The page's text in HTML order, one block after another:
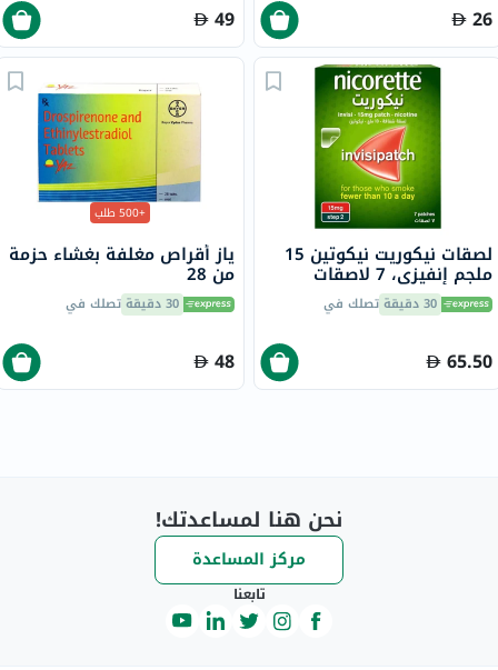
26
49
لصقات نيكوريت نيكوتين 15
ملجم إنفيزي، 7 لاصقات
30 دقيقة تصلك في
65.50
+500 طلب
ياز أقراص مغلفة بغشاء حزمة
من 28
30 دقيقة تصلك في
48
نحن هنا لمساعدتك!
مركز المساعدة
تابعنا